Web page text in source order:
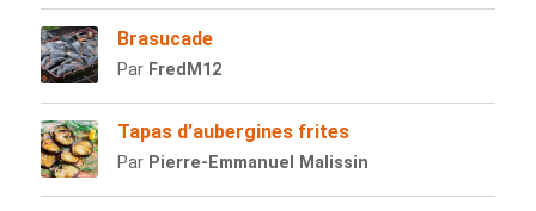
Brasucade
Par FredM12
Tapas d’aubergines frites
Par Pierre-Emmanuel Malissin